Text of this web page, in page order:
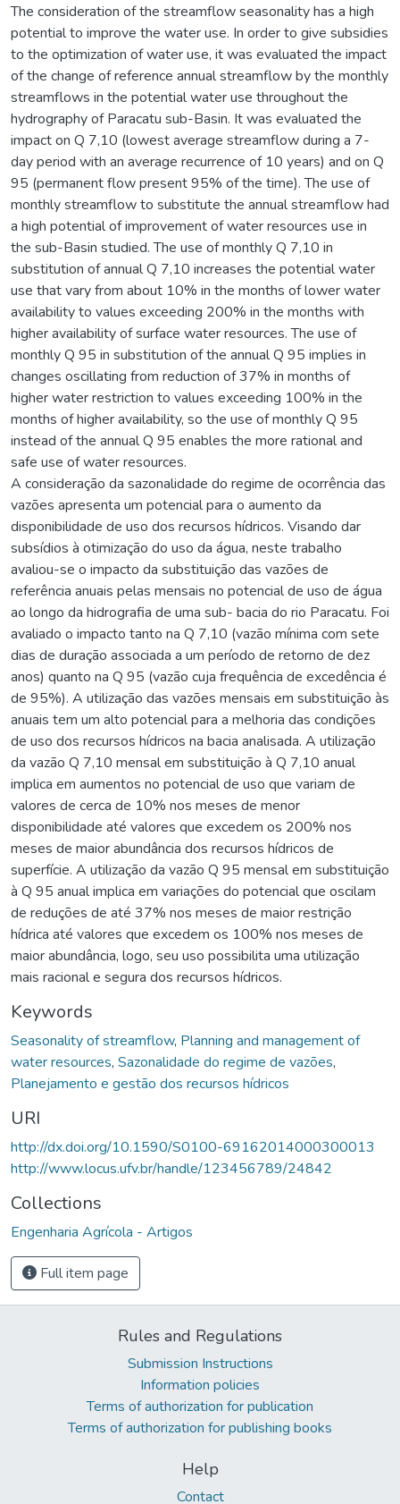
The consideration of the streamflow seasonality has a high
potential to improve the water use. In order to give subsidies
to the optimization of water use, it was evaluated the impact
of the change of reference annual streamflow by the monthly
streamflows in the potential water use throughout the
hydrography of Paracatu sub-Basin. It was evaluated the
impact on Q 7,10 (lowest average streamflow during a 7-
day period with an average recurrence of 10 years) and on Q
95 (permanent flow present 95% of the time). The use of
monthly streamflow to substitute the annual streamflow had
a high potential of improvement of water resources use in
the sub-Basin studied. The use of monthly Q 7,10 in
substitution of annual Q 7,10 increases the potential water
use that vary from about 10% in the months of lower water
availability to values exceeding 200% in the months with
higher availability of surface water resources. The use of
monthly Q 95 in substitution of the annual Q 95 implies in
changes oscillating from reduction of 37% in months of
higher water restriction to values exceeding 100% in the
months of higher availability, so the use of monthly Q 95
instead of the annual Q 95 enables the more rational and
safe use of water resources.
A consideração da sazonalidade do regime de ocorrência das
vazões apresenta um potencial para o aumento da
disponibilidade de uso dos recursos hídricos. Visando dar
subsídios à otimização do uso da água, neste trabalho
avaliou-se o impacto da substituição das vazões de
referência anuais pelas mensais no potencial de uso de água
ao longo da hidrografia de uma sub- bacia do rio Paracatu. Foi
avaliado o impacto tanto na Q 7,10 (vazão mínima com sete
dias de duração associada a um período de retorno de dez
anos) quanto na Q 95 (vazão cuja frequência de excedência é
de 95%). A utilização das vazões mensais em substituição às
anuais tem um alto potencial para a melhoria das condições
de uso dos recursos hídricos na bacia analisada. A utilização
da vazão Q 7,10 mensal em substituição à Q 7,10 anual
implica em aumentos no potencial de uso que variam de
valores de cerca de 10% nos meses de menor
disponibilidade até valores que excedem os 200% nos
meses de maior abundância dos recursos hídricos de
superfície. A utilização da vazão Q 95 mensal em substituição
à Q 95 anual implica em variações do potencial que oscilam
de reduções de até 37% nos meses de maior restrição
hídrica até valores que excedem os 100% nos meses de
maior abundância, logo, seu uso possibilita uma utilização
mais racional e segura dos recursos hídricos.
Keywords
Seasonality of streamflow, Planning and management of
water resources, Sazonalidade do regime de vazões,
Planejamento e gestão dos recursos hídricos
URI
http://dx.doi.org/10.1590/S0100-69162014000300013
http://www.locus.ufv.br/handle/123456789/24842
Collections
Engenharia Agrícola - Artigos
Full item page
Rules and Regulations
Submission Instructions
Information policies
Terms of authorization for publication
Terms of authorization for publishing books
Help
Contact